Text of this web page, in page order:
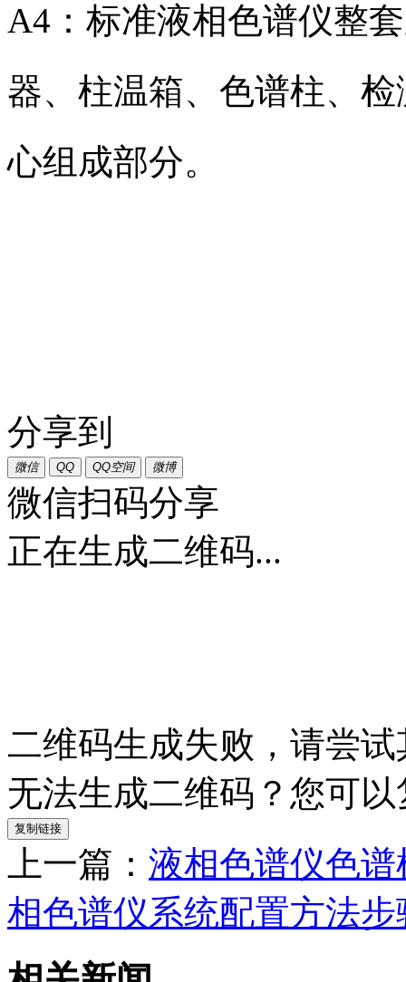
A4：标准液相色谱仪整
器、柱温箱、色谱柱、
心组成部分。
分享到
微信 QQ QQ空间 微博
微信扫码分享
正在生成二维码...
二维码生成失败，请尝
无法生成二维码？您可
复制链接
上一篇： 液相色谱仪色
相色谱仪系统配置方法